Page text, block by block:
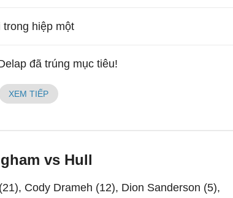
hiệp một
đã trúng mục tiêu!
XEM TIẾP
vs Hull
Cody Drameh (12), Dion Sanderson (5),